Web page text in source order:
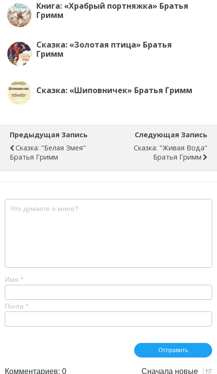
Книга: «Храбрый портняжка» Братья
Гримм
Сказка: «Золотая птица» Братья
Гримм
Сказка: «Шиповничек» Братья Гримм
Предыдущая Запись
Сказка: "Белая Змея"
Братья Гримм
Следующая Запись
Сказка: "Живая Вода"
Братья Гримм
Имя *
Почта *
Комментариев: 0 Сначала новые